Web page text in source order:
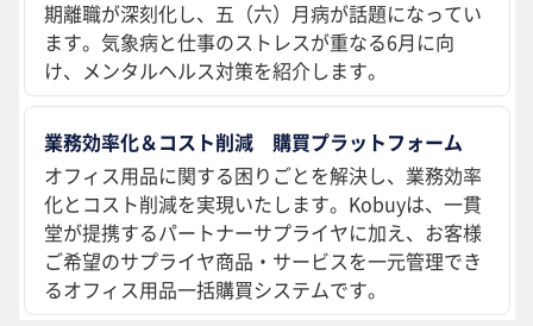
期離職が深刻化し、五（六）月病が話題になってい
ます。気象病と仕事のストレスが重なる6月に向
け、メンタルヘルス対策を紹介します。
業務効率化＆コスト削減 購買プラットフォーム
オフィス用品に関する困りごとを解決し、業務効率
化とコスト削減を実現いたします。Kobuyは、一貫
堂が提携するパートナーサプライヤに加え、お客様
ご希望のサプライヤ商品・サービスを一元管理でき
るオフィス用品一括購買システムです。